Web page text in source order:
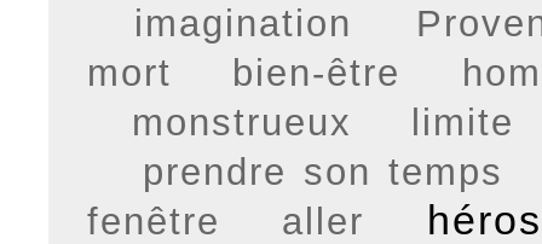
imagination
mort
bien-être
monstrueux
limite
prendre son temps
fenêtre
aller héros